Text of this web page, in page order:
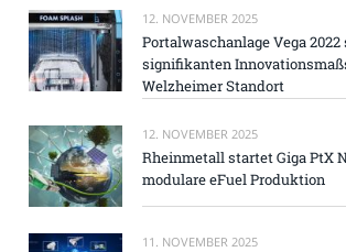
12. NOVEMBER 2025
Portalwaschanlage Vega
signifikanten
Welzheimer Standort
12. NOVEMBER 2025
Rheinmetall startet Giga PtX
modulare eFuel Produktion
11. NOVEMBER 2025